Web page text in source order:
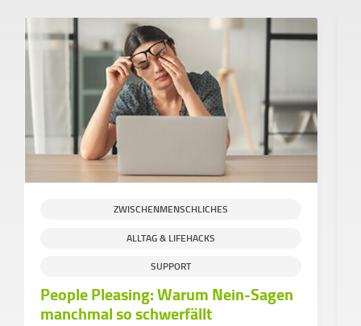
ZWISCHENMENSCHLICHES
ALLTAG & LIFEHACKS
SUPPORT
People Pleasing: Warum Nein-Sagen
manchmal so schwerfällt